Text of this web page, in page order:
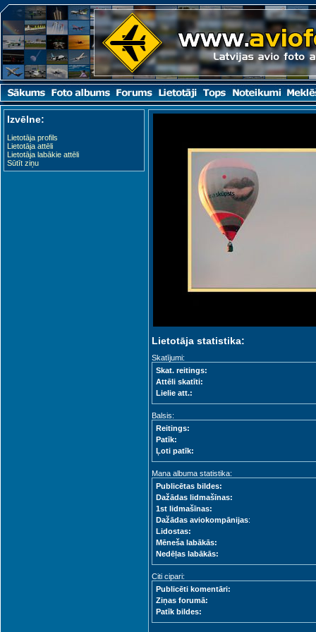
Izvēlne:
Lietotāja profils
Lietotāja attēli
Lietotāja labākie attēli
Sūtīt ziņu
Lietotāja statistika:
Skatījumi:
Skat. reitings:
Attēli skatīti:
Lielie att.:
Balsis:
Reitings:
Patīk:
Ļoti patīk:
Mana albuma statistika:
Publicētas bildes:
Dažādas lidmašīnas:
1st lidmašīnas:
Dažādas aviokompānijas:
Lidostas:
Mēneša labākās:
Nedēļas labākās:
Citi cipari:
Publicēti komentāri:
Ziņas forumā:
Patīk bildes: